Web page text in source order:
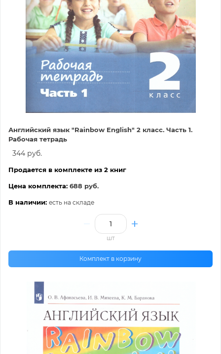
Английский язык "Rainbow English" 2 класс. Часть 1.
Рабочая тетрадь
344 руб.
Продается в комплекте из 2 книг
Цена комплекта: 688 руб.
В наличии: есть на складе
шт
Комплект в корзину